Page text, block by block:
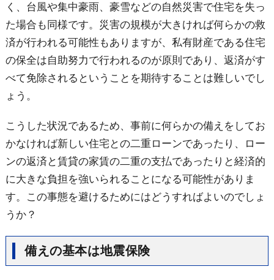
く、台風や集中豪雨、豪雪などの自然災害で住宅を失っ
た場合も同様です。災害の規模が大きければ何らかの救
済が行われる可能性もありますが、私有財産である住宅
の保全は自助努力で行われるのが原則であり、返済がす
べて免除されるということを期待することは難しいでし
ょう。
こうした状況であるため、事前に何らかの備えをしてお
かなければ新しい住宅との二重ローンであったり、ロー
ンの返済と賃貸の家賃の二重の支払であったりと経済的
に大きな負担を強いられることになる可能性がありま
す。この事態を避けるためにはどうすればよいのでしょ
うか？
備えの基本は地震保険